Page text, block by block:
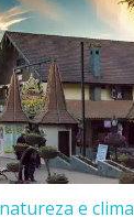
e clima